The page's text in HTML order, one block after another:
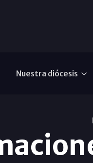
Nuestra diócesis